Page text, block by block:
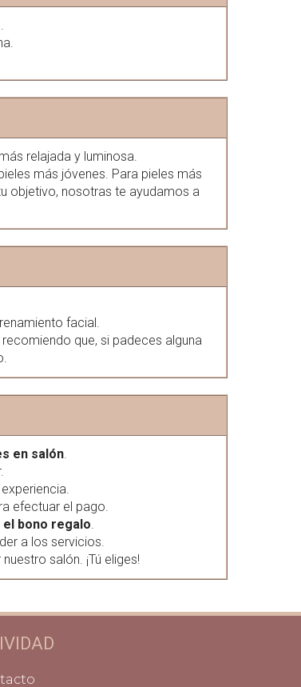
.
relajada y luminosa.
más jóvenes. Para pieles más
objetivo, nosotras te ayudamos a
facial.
que, si padeces alguna
en salón.
efectuar el pago.
bono regalo.
a los servicios.
salón. ¡Tú eliges!